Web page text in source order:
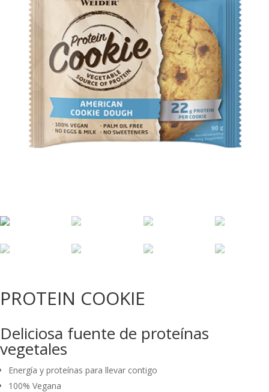
PROTEIN COOKIE
Deliciosa fuente de proteínas
vegetales
Energía y proteínas para llevar contigo
100% Vegana